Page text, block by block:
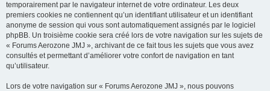
temporairement par le navigateur internet de votre ordinateur. Les deux
premiers cookies ne contiennent qu’un identifiant utilisateur et un identifiant
anonyme de session qui vous sont automatiquement assignés par le logiciel
phpBB. Un troisième cookie sera créé lors de votre navigation sur les sujets de
« Forums Aerozone JMJ », archivant de ce fait tous les sujets que vous avez
consultés et permettant d’améliorer votre confort de navigation en tant
qu’utilisateur.
Lors de votre navigation sur « Forums Aerozone JMJ », nous pouvons